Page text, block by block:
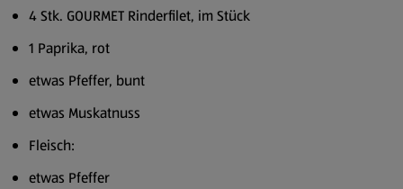
4 Stk. GOURMET Rinderfilet, im Stück
1 Paprika, rot
etwas Pfeffer, bunt
etwas Muskatnuss
Fleisch:
etwas Pfeffer